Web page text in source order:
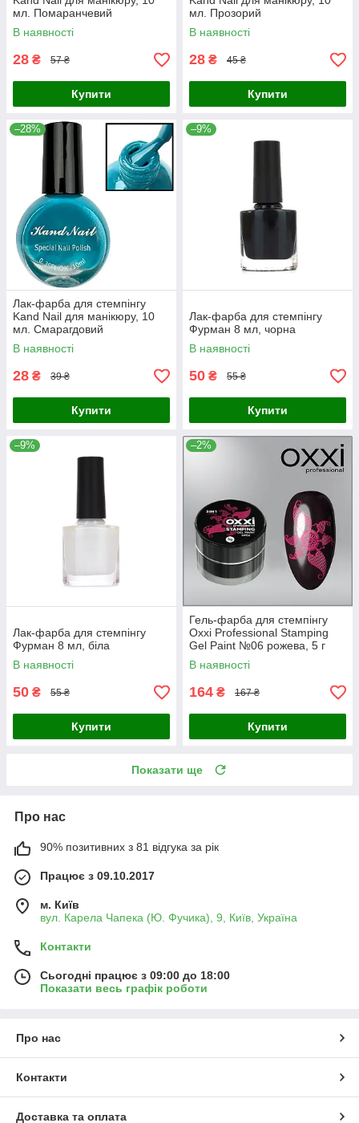
мл. Помаранчевий
В наявності
28 ₴ 57 ₴
Купити
мл. Прозорий
В наявності
28 ₴ 45 ₴
Купити
–28%
Лак-фарба для стемпінгу
Kand Nail для манікюру, 10
мл. Смарагдовий
В наявності
28 ₴ 39 ₴
Купити
–9%
Лак-фарба для стемпінгу
Фурман 8 мл, чорна
В наявності
50 ₴ 55 ₴
Купити
–9%
Лак-фарба для стемпінгу
Фурман 8 мл, біла
В наявності
50 ₴ 55 ₴
Купити
–2%
Гель-фарба для стемпінгу
Oxxi Professional Stamping
Gel Paint №06 рожева, 5 г
В наявності
164 ₴ 167 ₴
Купити
Показати ще
Про нас
90% позитивних з 81 відгука за рік
Працює з 09.10.2017
м. Київ
вул. Карела Чапека (Ю. Фучика), 9, Київ, Україна
Контакти
Сьогодні працює з 09:00 до 18:00
Показати весь графік роботи
Про нас
Контакти
Доставка та оплата